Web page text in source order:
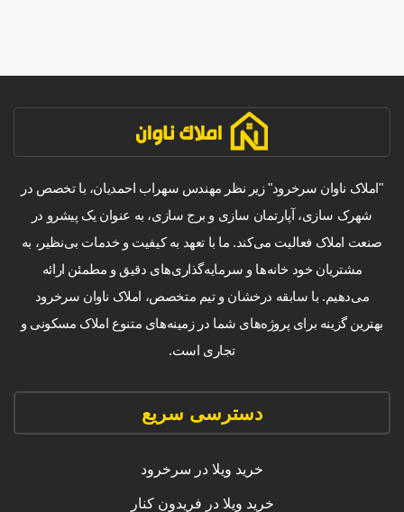
"املاک ناوان سرخرود" زیر نظر مهندس سهراب احمدیان، با تخصص در
شهرک سازی، آپارتمان سازی و برج سازی، به عنوان یک پیشرو در
صنعت املاک فعالیت می‌کند. ما با تعهد به کیفیت و خدمات بی‌نظیر، به
مشتریان خود خانه‌ها و سرمایه‌گذاری‌های دقیق و مطمئن ارائه
می‌دهیم. با سابقه درخشان و تیم متخصص، املاک ناوان سرخرود
بهترین گزینه برای پروژه‌های شما در زمینه‌های متنوع املاک مسکونی و
تجاری است.
دسترسی سریع
خرید ویلا در سرخرود
خرید ویلا در فریدون کنار